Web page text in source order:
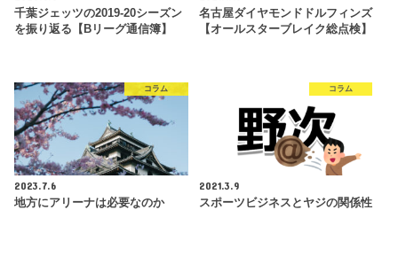
千葉ジェッツの2019-20シーズン
を振り返る【Bリーグ通信簿】
名古屋ダイヤモンドドルフィンズ
【オールスターブレイク総点検】
コラム
2023.7.6
地方にアリーナは必要なのか
コラム
2021.3.9
スポーツビジネスとヤジの関係性